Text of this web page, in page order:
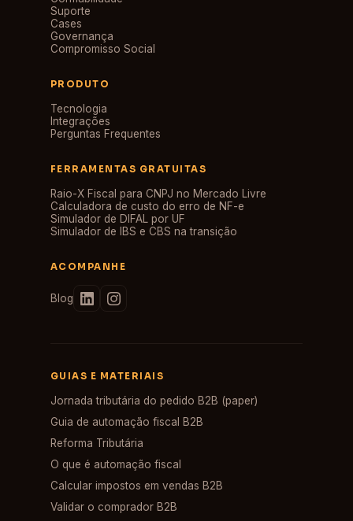
Suporte
Cases
Governança
Compromisso Social
PRODUTO
Tecnologia
Integrações
Perguntas Frequentes
FERRAMENTAS GRATUITAS
Raio-X Fiscal para CNPJ no Mercado Livre
Calculadora de custo do erro de NF-e
Simulador de DIFAL por UF
Simulador de IBS e CBS na transição
ACOMPANHE
Blog
GUIAS E MATERIAIS
Jornada tributária do pedido B2B (paper)
Guia de automação fiscal B2B
Reforma Tributária
O que é automação fiscal
Calcular impostos em vendas B2B
Validar o comprador B2B